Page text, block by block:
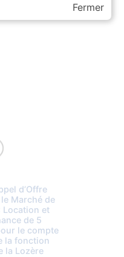
d’Offre
Marché de
Location et
de 5
le compte
la fonction
la Lozère
Fermer